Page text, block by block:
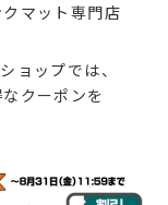
マット専門店
ョップでは、
クーポンを